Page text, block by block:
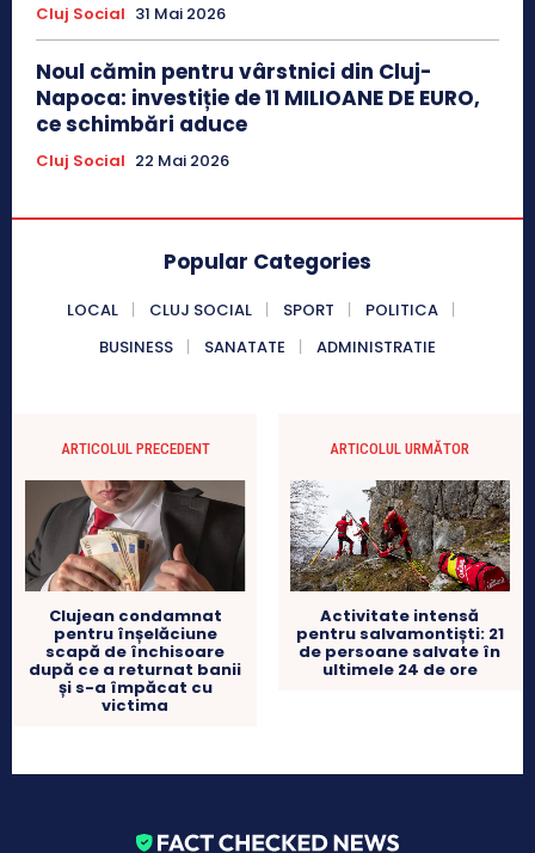
Cluj Social 31 Mai 2026
Noul cămin pentru vârstnici din Cluj-
Napoca: investiție de 11 MILIOANE DE EURO,
ce schimbări aduce
Cluj Social 22 Mai 2026
Popular Categories
LOCAL CLUJ SOCIAL SPORT
POLITICA
BUSINESS
SANATATE ADMINISTRATIE
ARTICOLUL PRECEDENT
Clujean condamnat
pentru înșelăciune
scapă de închisoare
după ce a returnat banii
și s-a împăcat cu
victima
ARTICOLUL URMĂTOR
Activitate intensă
pentru salvamontiști: 21
de persoane salvate în
ultimele 24 de ore